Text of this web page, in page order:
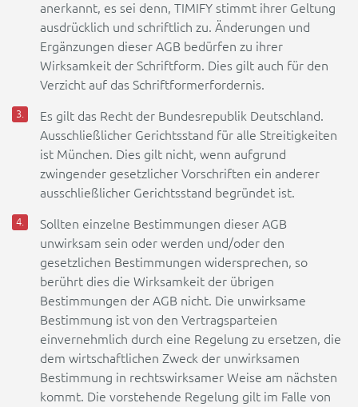
anerkannt, es sei denn, TIMIFY stimmt ihrer Geltung
ausdrücklich und schriftlich zu. Änderungen und
Ergänzungen dieser AGB bedürfen zu ihrer
Wirksamkeit der Schriftform. Dies gilt auch für den
Verzicht auf das Schriftformerfordernis.
Es gilt das Recht der Bundesrepublik Deutschland.
Ausschließlicher Gerichtsstand für alle Streitigkeiten
ist München. Dies gilt nicht, wenn aufgrund
zwingender gesetzlicher Vorschriften ein anderer
ausschließlicher Gerichtsstand begründet ist.
Sollten einzelne Bestimmungen dieser AGB
unwirksam sein oder werden und/oder den
gesetzlichen Bestimmungen widersprechen, so
berührt dies die Wirksamkeit der übrigen
Bestimmungen der AGB nicht. Die unwirksame
Bestimmung ist von den Vertragsparteien
einvernehmlich durch eine Regelung zu ersetzen, die
dem wirtschaftlichen Zweck der unwirksamen
Bestimmung in rechtswirksamer Weise am nächsten
kommt. Die vorstehende Regelung gilt im Falle von